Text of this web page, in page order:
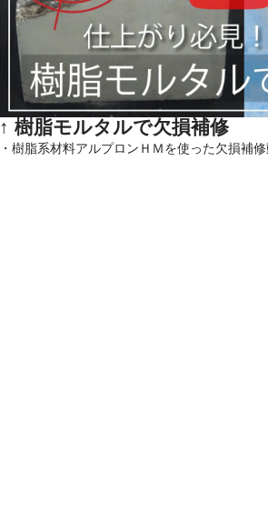
↑ 樹脂モルタルで欠損補修
・樹脂系材料アルプロンＨＭを使った欠損補